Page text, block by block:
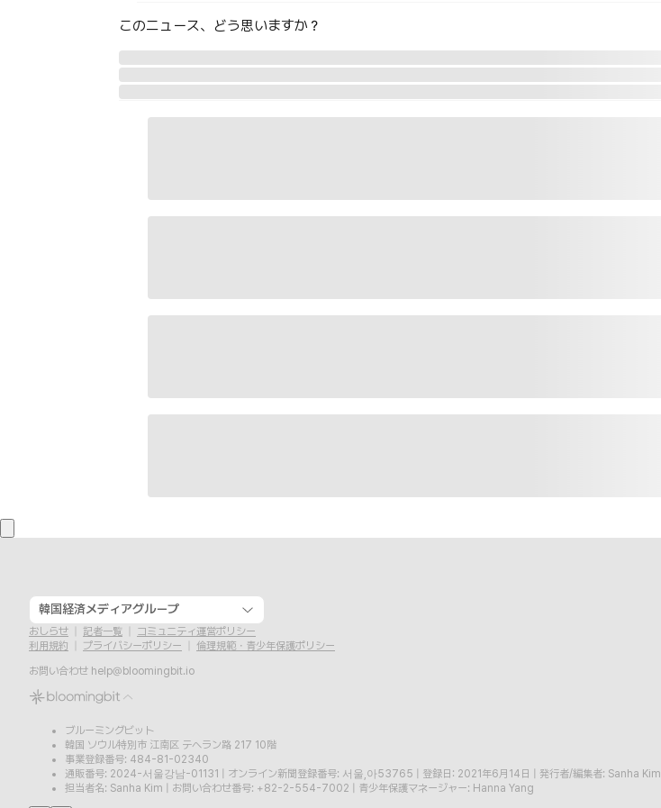
このニュース、どう思いますか？
韓国経済メディアグループ
おしらせ 記者一覧
コミュニティ運営ポリシー
利用規約
プライバシーポリシー
倫理規範・青少年保護ポリシー
お問い合わせ help@bloomingbit.io
ブルーミングビット
韓国 ソウル特別市 江南区 テヘラン路 217 10階
事業登録番号: 484-81-02340
通販番号: 2024-서울강남-01131
オンライン新聞登録番号: 서울,아53765 登録日: 2021年6月14日
発行者/編集者: Sanha Kim
担当者名: Sanha Kim
お問い合わせ番号: +82-2-554-7002 青少年保護マネージャー: Hanna Yang